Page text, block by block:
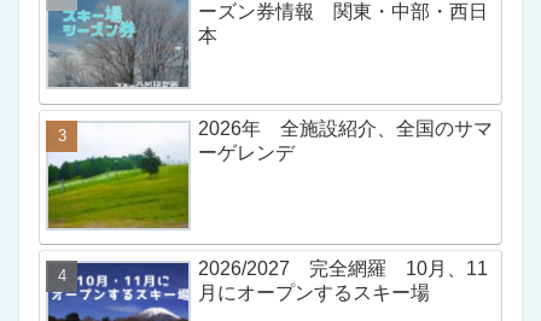
ーズン券情報 関東・中部・西日
本
2026年 全施設紹介、全国のサマ
ーゲレンデ
2026/2027 完全網羅 10月、11
月にオープンするスキー場